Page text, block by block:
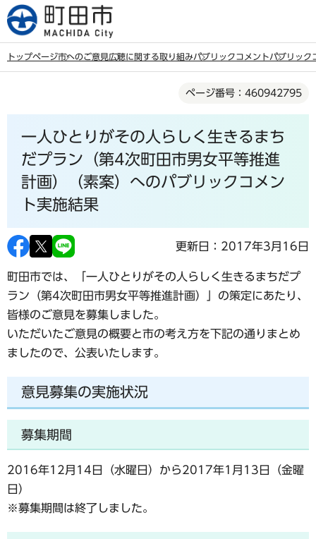
こ
の
トップページ市へのご意見広聴に関する取り組みパブリックコメントパブリック
ページ番号：460942795
一人ひとりがその人らしく生きるまち
だプラン（第4次町田市男女平等推進
計画）（素案）へのパブリックコメン
ト実施結果
更新日：2017年3月16日
町田市では、「一人ひとりがその人らしく生きるまちだプ
ラン（第4次町田市男女平等推進計画）」の策定にあたり、
皆様のご意見を募集しました。
いただいたご意見の概要と市の考え方を下記の通りまとめ
ましたので、公表いたします。
意見募集の実施状況
募集期間
2016年12月14日（水曜日）から2017年1月13日（金曜
日）
※募集期間は終了しました。